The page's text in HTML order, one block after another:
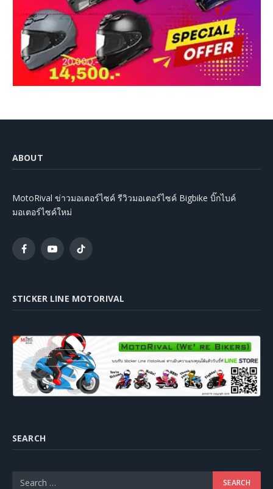
ABOUT
MotoRival ข่าวมอเตอร์ไซค์ รีวิวมอเตอร์ไซค์ Bigbike บิ๊กไบค์
มอเตอร์ไซค์ใหม่
FacebookYouTubeTikTok
STICKER LINE MOTORIVAL
SEARCH